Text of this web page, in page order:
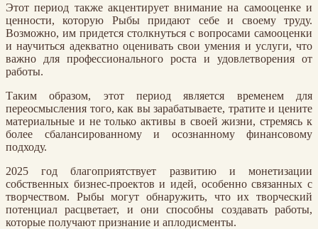
Этот период также акцентирует внимание на самооценке и
ценности, которую Рыбы придают себе и своему труду.
Возможно, им придется столкнуться с вопросами самооценки
и научиться адекватно оценивать свои умения и услуги, что
важно для профессионального роста и удовлетворения от
работы.
Таким образом, этот период является временем для
переосмысления того, как вы зарабатываете, тратите и цените
материальные и не только активы в своей жизни, стремясь к
более сбалансированному и осознанному финансовому
подходу.
2025 год благоприятствует развитию и монетизации
собственных бизнес-проектов и идей, особенно связанных с
творчеством. Рыбы могут обнаружить, что их творческий
потенциал расцветает, и они способны создавать работы,
которые получают признание и аплодисменты.